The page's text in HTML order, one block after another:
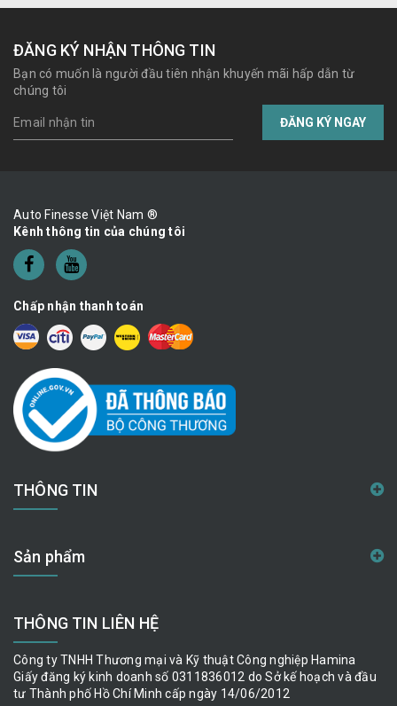
ĐĂNG KÝ NHẬN THÔNG TIN
Bạn có muốn là người đầu tiên nhận khuyến mãi hấp dẫn từ
chúng tôi
ĐĂNG KÝ NGAY
Auto Finesse Việt Nam ®
Kênh thông tin của chúng tôi
Chấp nhận thanh toán
THÔNG TIN
Sản phẩm
THÔNG TIN LIÊN HỆ
Công ty TNHH Thương mại và Kỹ thuật Công nghiệp Hamina
Giấy đăng ký kinh doanh số 0311836012 do Sở kế hoạch và đầu
tư Thành phố Hồ Chí Minh cấp ngày 14/06/2012